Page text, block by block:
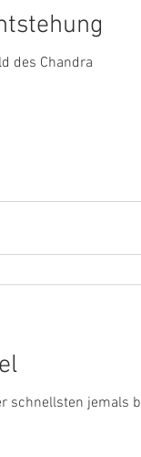
des Chandra
schnellsten jemals